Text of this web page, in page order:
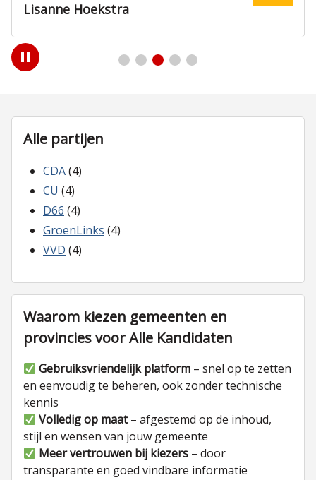
Lisanne Hoekstra
Play
/
Alle partijen
CDA(4)
CU (4)
D66 (4)
GroenLinks (4)
VVD (4)
Waarom kiezen gemeenten en
provincies voor Alle Kandidaten
Gebruiksvriendelijk platform – snel op te zetten
en eenvoudig te beheren, ook zonder technische
kennis
Volledig op maat– afgestemd op de inhoud,
stijl en wensen van jouw gemeente
Meer vertrouwen bij kiezers – door
transparante en goed vindbare informatie